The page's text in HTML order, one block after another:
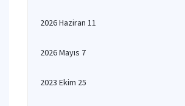
2026 Haziran 11
2026 Mayıs 7
2023 Ekim 25